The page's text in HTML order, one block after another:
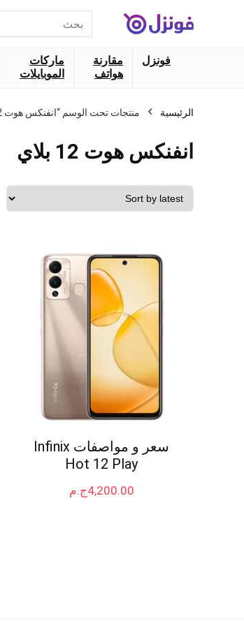
عن:
فونزل
مقارنة
هواتف
ماركات
الموبايلات
الرئيسية منتجات تحت الوسم “انفنكس هوت 12 بلاي”
انفنكس هوت 12 بلاي
سعر و مواصفات Infinix
Hot 12 Play
ج.م4,200.00